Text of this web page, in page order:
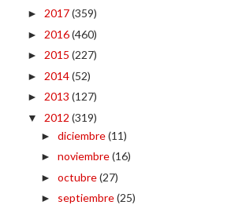
► 2017(359)
► 2016(460)
► 2015 (227)
► 2014(52)
► 2013 (127)
▼ 2012 (319)
► diciembre(11)
► noviembre(16)
► octubre(27)
► septiembre(25)